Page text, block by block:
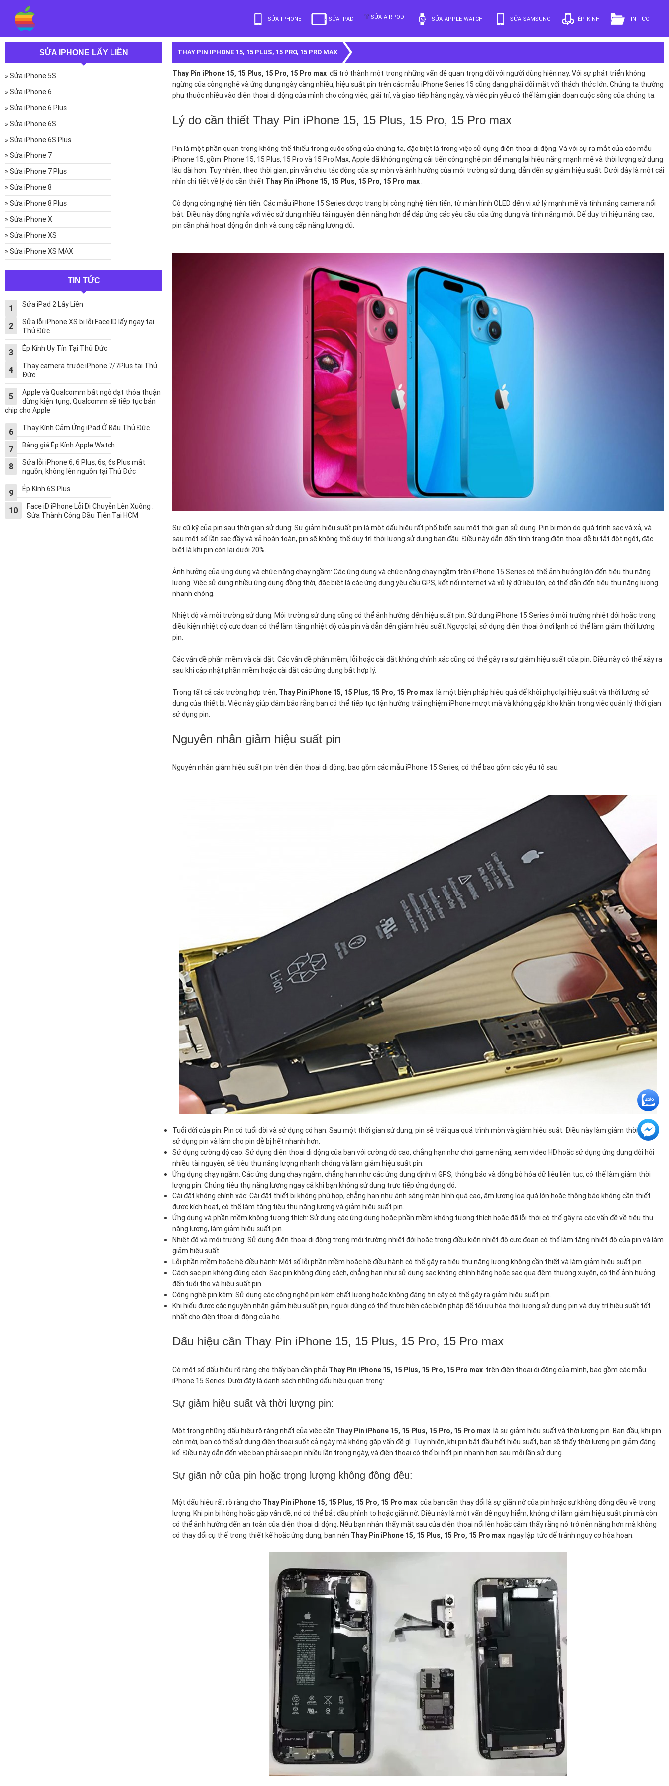
SỬA IPHONE SỬA IPAD SỬA AIRPOD SỬA APPLE WATCH SỬA SAMSUNG ÉP KÍNH TIN TỨC
SỬA IPHONE LẤY LIỀN
» Sửa iPhone 5S
» Sửa iPhone 6
» Sửa iPhone 6 Plus
» Sửa iPhone 6S
» Sửa iPhone 6S Plus
» Sửa iPhone 7
» Sửa iPhone 7 Plus
» Sửa iPhone 8
» Sửa iPhone 8 Plus
» Sửa iPhone X
» Sửa iPhone XS
» Sửa iPhone XS MAX
TIN TỨC
1 Sửa iPad 2 Lấy Liền
2
Sửa lỗi iPhone XS bị lỗi Face ID lấy ngay tại
Thủ Đức
3 Ép Kính Uy Tín Tại Thủ Đức
4
Thay camera trước iPhone 7/7Plus tại Thủ
Đức
5
Apple và Qualcomm bất ngờ đạt thỏa thuận
dừng kiện tụng, Qualcomm sẽ tiếp tục bán
chip cho Apple
6 Thay Kính Cảm Ứng iPad Ở Đâu Thủ Đức
7 Bảng giá Ép Kính Apple Watch
8
Sửa lỗi iPhone 6, 6 Plus, 6s, 6s Plus mất
nguồn, không lên nguồn tại Thủ Đức
9 Ép Kính 6S Plus
10
Face iD iPhone Lỗi Di Chuyễn Lên Xuống .
Sửa Thành Công Đầu Tiên Tại HCM
THAY PIN IPHONE 15, 15 PLUS, 15 PRO, 15 PRO MAX
Thay Pin iPhone 15, 15 Plus, 15 Pro, 15 Pro max đã trở thành một trong những vấn đề quan trọng đối với người dùng hiện nay. Với sự phát triển không
ngừng của công nghệ và ứng dụng ngày càng nhiều, hiệu suất pin trên các mẫu iPhone Series 15 cũng đang phải đối mặt với thách thức lớn. Chúng ta thường
phụ thuộc nhiều vào điện thoại di động của mình cho công việc, giải trí, và giao tiếp hàng ngày, và việc pin yếu có thể làm gián đoạn cuộc sống của chúng ta.
Lý do cần thiết Thay Pin iPhone 15, 15 Plus, 15 Pro, 15 Pro max
Pin là một phần quan trọng không thể thiếu trong cuộc sống của chúng ta, đặc biệt là trong việc sử dụng điện thoại di động. Và với sự ra mắt của các mẫu
iPhone 15, gồm iPhone 15, 15 Plus, 15 Pro và 15 Pro Max, Apple đã không ngừng cải tiến công nghệ pin để mang lại hiệu năng mạnh mẽ và thời lượng sử dụng
lâu dài hơn. Tuy nhiên, theo thời gian, pin vẫn chịu tác động của sự mòn và ảnh hưởng của môi trường sử dụng, dẫn đến sự giảm hiệu suất. Dưới đây là một cái
nhìn chi tiết về lý do cần thiết Thay Pin iPhone 15, 15 Plus, 15 Pro, 15 Pro max .
Cô đọng công nghệ tiên tiến: Các mẫu iPhone 15 Series được trang bị công nghệ tiên tiến, từ màn hình OLED đến vi xử lý mạnh mẽ và tính năng camera nổi
bật. Điều này đồng nghĩa với việc sử dụng nhiều tài nguyên điện năng hơn để đáp ứng các yêu cầu của ứng dụng và tính năng mới. Để duy trì hiệu năng cao,
pin cần phải hoạt động ổn định và cung cấp năng lượng đủ.
Sự cũ kỹ của pin sau thời gian sử dụng: Sự giảm hiệu suất pin là một dấu hiệu rất phổ biến sau một thời gian sử dụng. Pin bị mòn do quá trình sạc và xả, và
sau một số lần sạc đầy và xả hoàn toàn, pin sẽ không thể duy trì thời lượng sử dụng ban đầu. Điều này dẫn đến tình trạng điện thoại dễ bị tắt đột ngột, đặc
biệt là khi pin còn lại dưới 20%.
Ảnh hưởng của ứng dụng và chức năng chạy ngầm: Các ứng dụng và chức năng chạy ngầm trên iPhone 15 Series có thể ảnh hưởng lớn đến tiêu thụ năng
lượng. Việc sử dụng nhiều ứng dụng đồng thời, đặc biệt là các ứng dụng yêu cầu GPS, kết nối internet và xử lý dữ liệu lớn, có thể dẫn đến tiêu thụ năng lượng
nhanh chóng.
Nhiệt độ và môi trường sử dụng: Môi trường sử dụng cũng có thể ảnh hưởng đến hiệu suất pin. Sử dụng iPhone 15 Series ở môi trường nhiệt đới hoặc trong
điều kiện nhiệt độ cực đoan có thể làm tăng nhiệt độ của pin và dẫn đến giảm hiệu suất. Ngược lại, sử dụng điện thoại ở nơi lạnh có thể làm giảm thời lượng
pin.
Các vấn đề phần mềm và cài đặt: Các vấn đề phần mềm, lỗi hoặc cài đặt không chính xác cũng có thể gây ra sự giảm hiệu suất của pin. Điều này có thể xảy ra
sau khi cập nhật phần mềm hoặc cài đặt các ứng dụng bất hợp lý.
Trong tất cả các trường hợp trên, Thay Pin iPhone 15, 15 Plus, 15 Pro, 15 Pro max là một biện pháp hiệu quả để khôi phục lại hiệu suất và thời lượng sử
dụng của thiết bị. Việc này giúp đảm bảo rằng bạn có thể tiếp tục tận hưởng trải nghiệm iPhone mượt mà và không gặp khó khăn trong việc quản lý thời gian
sử dụng pin.
Nguyên nhân giảm hiệu suất pin
Nguyên nhân giảm hiệu suất pin trên điện thoại di động, bao gồm các mẫu iPhone 15 Series, có thể bao gồm các yếu tố sau:
Tuổi đời của pin: Pin có tuổi đời và sử dụng có hạn. Sau một thời gian sử dụng, pin sẽ trải qua quá trình mòn và giảm hiệu suất. Điều này làm giảm thời lượng
sử dụng pin và làm cho pin dễ bị hết nhanh hơn.
Sử dụng cường độ cao: Sử dụng điện thoại di động của bạn với cường độ cao, chẳng hạn như chơi game nặng, xem video HD hoặc sử dụng ứng dụng đòi hỏi
nhiều tài nguyên, sẽ tiêu thụ năng lượng nhanh chóng và làm giảm hiệu suất pin.
Ứng dụng chạy ngầm: Các ứng dụng chạy ngầm, chẳng hạn như các ứng dụng định vị GPS, thông báo và đồng bộ hóa dữ liệu liên tục, có thể làm giảm thời
lượng pin. Chúng tiêu thụ năng lượng ngay cả khi bạn không sử dụng trực tiếp ứng dụng đó.
Cài đặt không chính xác: Cài đặt thiết bị không phù hợp, chẳng hạn như ánh sáng màn hình quá cao, âm lượng loa quá lớn hoặc thông báo không cần thiết
được kích hoạt, có thể làm tăng tiêu thụ năng lượng và giảm hiệu suất pin.
Ứng dụng và phần mềm không tương thích: Sử dụng các ứng dụng hoặc phần mềm không tương thích hoặc đã lỗi thời có thể gây ra các vấn đề về tiêu thụ
năng lượng, làm giảm hiệu suất pin.
Nhiệt độ và môi trường: Sử dụng điện thoại di động trong môi trường nhiệt đới hoặc trong điều kiện nhiệt độ cực đoan có thể làm tăng nhiệt độ của pin và làm
giảm hiệu suất.
Lỗi phần mềm hoặc hệ điều hành: Một số lỗi phần mềm hoặc hệ điều hành có thể gây ra tiêu thụ năng lượng không cần thiết và làm giảm hiệu suất pin.
Cách sạc pin không đúng cách: Sạc pin không đúng cách, chẳng hạn như sử dụng sạc không chính hãng hoặc sạc qua đêm thường xuyên, có thể ảnh hưởng
đến tuổi thọ và hiệu suất pin.
Công nghệ pin kém: Sử dụng các công nghệ pin kém chất lượng hoặc không đáng tin cậy có thể gây ra giảm hiệu suất pin.
Khi hiểu được các nguyên nhân giảm hiệu suất pin, người dùng có thể thực hiện các biện pháp để tối ưu hóa thời lượng sử dụng pin và duy trì hiệu suất tốt
nhất cho điện thoại di động của họ.
Dấu hiệu cần Thay Pin iPhone 15, 15 Plus, 15 Pro, 15 Pro max
Có một số dấu hiệu rõ ràng cho thấy bạn cần phải Thay Pin iPhone 15, 15 Plus, 15 Pro, 15 Pro max trên điện thoại di động của mình, bao gồm các mẫu
iPhone 15 Series. Dưới đây là danh sách những dấu hiệu quan trọng:
Sự giảm hiệu suất và thời lượng pin:
Một trong những dấu hiệu rõ ràng nhất của việc cần Thay Pin iPhone 15, 15 Plus, 15 Pro, 15 Pro max là sự giảm hiệu suất và thời lượng pin. Ban đầu, khi pin
còn mới, bạn có thể sử dụng điện thoại suốt cả ngày mà không gặp vấn đề gì. Tuy nhiên, khi pin bắt đầu hết hiệu suất, bạn sẽ thấy thời lượng pin giảm đáng
kể. Điều này dẫn đến việc bạn phải sạc pin nhiều lần trong ngày, và điện thoại có thể bị hết pin nhanh hơn sau mỗi lần sử dụng.
Sự giãn nở của pin hoặc trọng lượng không đồng đều:
Một dấu hiệu rất rõ ràng cho Thay Pin iPhone 15, 15 Plus, 15 Pro, 15 Pro max của bạn cần thay đổi là sự giãn nở của pin hoặc sự không đồng đều về trọng
lượng. Khi pin bị hỏng hoặc gặp vấn đề, nó có thể bắt đầu phình to hoặc giãn nở. Điều này là một vấn đề nguy hiểm, không chỉ làm giảm hiệu suất pin mà còn
có thể ảnh hưởng đến an toàn của điện thoại di động. Nếu bạn nhận thấy mặt sau của điện thoại nổi lên hoặc cảm thấy rằng nó trở nên nặng hơn mà không
có thay đổi cụ thể trong thiết kế hoặc ứng dụng, bạn nên Thay Pin iPhone 15, 15 Plus, 15 Pro, 15 Pro max ngay lập tức để tránh nguy cơ hỏa hoạn.